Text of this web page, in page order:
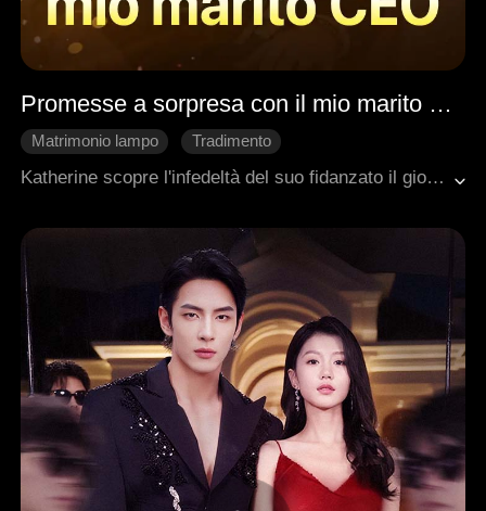
Promesse a sorpresa con il mio marito CEO
Matrimonio lampo
Tradimento
Romanzo sentimentale moderno
Katherine scopre l'infedeltà del suo fidanzato il giorno del loro matrimonio. Le sfide successive, tra cui il tradimento della sua più cara amica e gli ingenti debiti del matrimonio, aprono la strada a una svolta inaspettata: un uomo anziano presenta un'opulenta offerta di fidanzamento per sposare Katherine.